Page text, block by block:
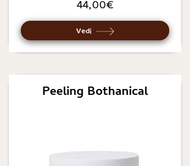
44,00€
Vedi
Peeling Bothanical